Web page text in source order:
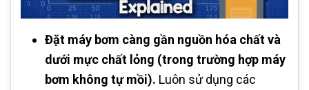
Đặt máy bơm càng gần nguồn hóa chất và
dưới mực chất lỏng (trong trường hợp máy
bơm không tự mồi). Luôn sử dụng các